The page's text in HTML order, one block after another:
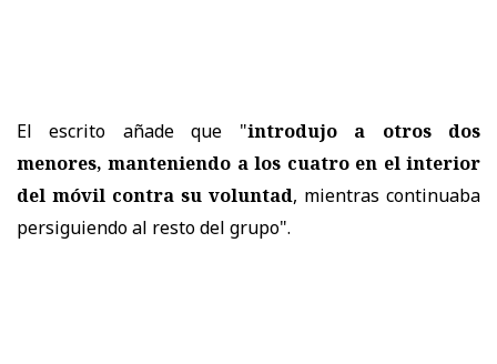
El escrito añade que "introdujo a otros dos
menores, manteniendo a los cuatro en el interior
del móvil contra su voluntad, mientras continuaba
persiguiendo al resto del grupo".